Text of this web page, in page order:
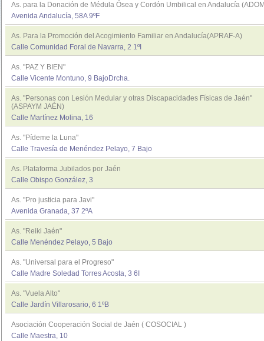
As. para la Donación de Médula Ósea y Cordón Umbilical en Andalucía
Avenida Andalucía, 58A 9ºF
As. Para la Promoción del Acogimiento Familiar en Andalucía(APRAF-A)
Calle Comunidad Foral de Navarra, 2 1ºI
As. "PAZ Y BIEN"
Calle Vicente Montuno, 9 BajoDrcha.
As. "Personas con Lesión Medular y otras Discapacidades Físicas de Jaén"
(ASPAYM JAÉN)
Calle Martínez Molina, 16
As. "Pídeme la Luna"
Calle Travesía de Menéndez Pelayo, 7 Bajo
As. Plataforma Jubilados por Jaén
Calle Obispo González, 3
As. "Pro justicia para Javi"
Avenida Granada, 37 2ºA
As. "Reiki Jaén"
Calle Menéndez Pelayo, 5 Bajo
As. "Universal para el Progreso"
Calle Madre Soledad Torres Acosta, 3 6I
As. "Vuela Alto"
Calle Jardín Villarosario, 6 1ºB
Asociación Cooperación Social de Jaén ( COSOCIAL )
Calle Maestra, 10